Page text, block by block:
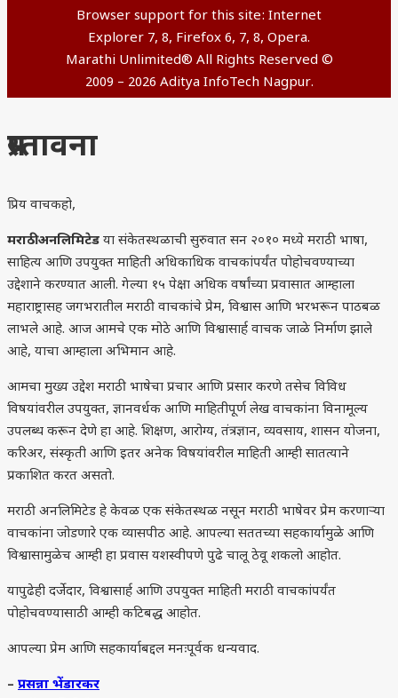
Browser support for this site: Internet
Explorer 7, 8, Firefox 6, 7, 8, Opera.
Marathi Unlimited® All Rights Reserved ©
2009 – 2026 Aditya InfoTech Nagpur.
प्रस्तावना
प्रिय वाचकहो,
मराठी अनलिमिटेड या संकेतस्थळाची सुरुवात सन २०१० मध्ये मराठी भाषा,
साहित्य आणि उपयुक्त माहिती अधिकाधिक वाचकांपर्यंत पोहोचवण्याच्या
उद्देशाने करण्यात आली. गेल्या १५ पेक्षा अधिक वर्षांच्या प्रवासात आम्हाला
महाराष्ट्रासह जगभरातील मराठी वाचकांचे प्रेम, विश्वास आणि भरभरून पाठबळ
लाभले आहे. आज आमचे एक मोठे आणि विश्वासार्ह वाचक जाळे निर्माण झाले
आहे, याचा आम्हाला अभिमान आहे.
आमचा मुख्य उद्देश मराठी भाषेचा प्रचार आणि प्रसार करणे तसेच विविध
विषयांवरील उपयुक्त, ज्ञानवर्धक आणि माहितीपूर्ण लेख वाचकांना विनामूल्य
उपलब्ध करून देणे हा आहे. शिक्षण, आरोग्य, तंत्रज्ञान, व्यवसाय, शासन योजना,
करिअर, संस्कृती आणि इतर अनेक विषयांवरील माहिती आम्ही सातत्याने
प्रकाशित करत असतो.
मराठी अनलिमिटेड हे केवळ एक संकेतस्थळ नसून मराठी भाषेवर प्रेम करणाऱ्या
वाचकांना जोडणारे एक व्यासपीठ आहे. आपल्या सततच्या सहकार्यामुळे आणि
विश्वासामुळेच आम्ही हा प्रवास यशस्वीपणे पुढे चालू ठेवू शकलो आहोत.
यापुढेही दर्जेदार, विश्वासार्ह आणि उपयुक्त माहिती मराठी वाचकांपर्यंत
पोहोचवण्यासाठी आम्ही कटिबद्ध आहोत.
आपल्या प्रेम आणि सहकार्याबद्दल मनःपूर्वक धन्यवाद.
– प्रसन्ना भेंडारकर